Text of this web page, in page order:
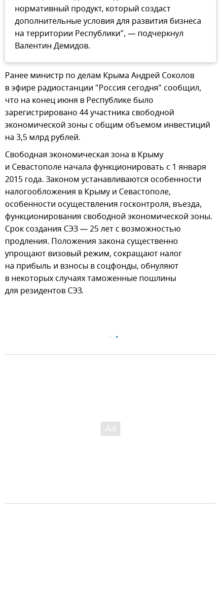
нормативный продукт, который создаст
дополнительные условия для развития бизнеса
на территории Республики", — подчеркнул
Валентин Демидов.
Ранее министр по делам Крыма Андрей Соколов
в эфире радиостанции "Россия сегодня" сообщил,
что на конец июня в Республике было
зарегистрировано 44 участника свободной
экономической зоны с общим объемом инвестиций
на 3,5 млрд рублей.
Свободная экономическая зона в Крыму
и Севастополе начала функционировать с 1 января
2015 года. Законом устанавливаются особенности
налогообложения в Крыму и Севастополе,
особенности осуществления госконтроля, въезда,
функционирования свободной экономической зоны.
Срок создания СЭЗ — 25 лет с возможностью
продления. Положения закона существенно
упрощают визовый режим, сокращают налог
на прибыль и взносы в соцфонды, обнуляют
в некоторых случаях таможенные пошлины
для резидентов СЭЗ.